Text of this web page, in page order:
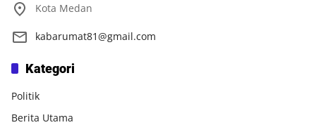
Kota Medan
kabarumat81@gmail.com
Kategori
Politik
Berita Utama